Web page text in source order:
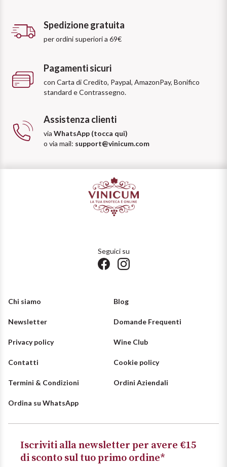
Spedizione gratuita
per ordini superiori a 69€
Pagamenti sicuri
con Carta di Credito, Paypal, AmazonPay, Bonifico
standard e Contrassegno.
Assistenza clienti
via WhatsApp (tocca qui)
o via mail: support@vinicum.com
Seguici su
Chi siamo Blog
Newsletter Domande Frequenti
Privacy policy Wine Club
Contatti Cookie policy
Termini & Condizioni Ordini Aziendali
Ordina su WhatsApp
Iscriviti alla newsletter per avere €15
di sconto sul tuo primo ordine*